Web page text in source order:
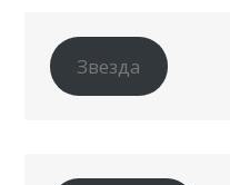
Звезда